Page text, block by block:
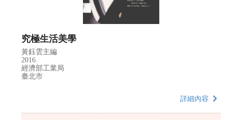
究極生活美學
黃鈺雲主編
2016
經濟部工業局
臺北市
詳細內容